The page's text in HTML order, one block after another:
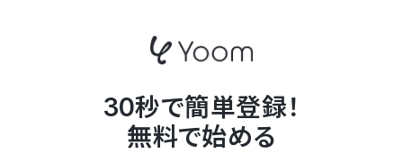
30秒で簡単登録！
無料で始める